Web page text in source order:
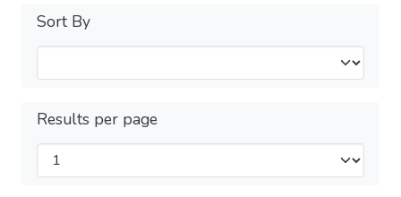
Sort By
Results per page